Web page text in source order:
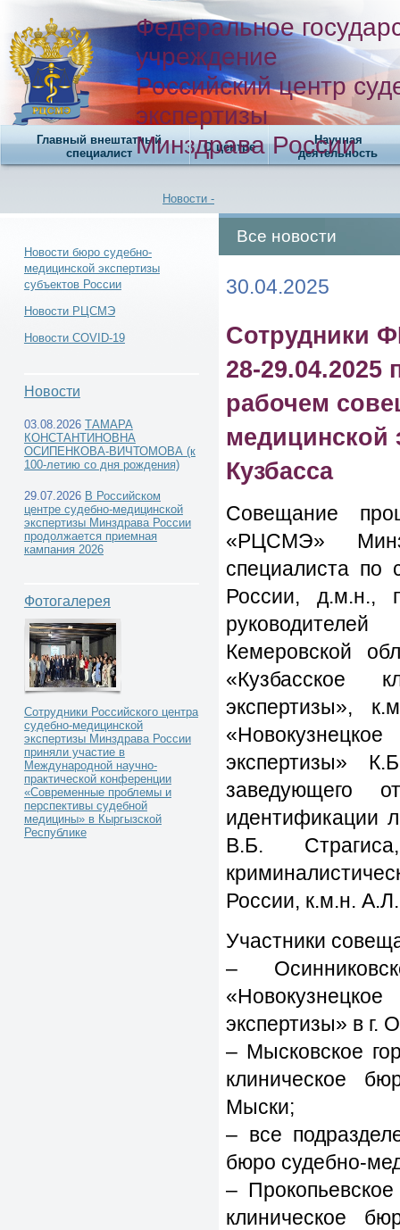
Федеральное
учреждение
Российский центр
экспертизы
Минздрава России
Главный внештатный
специалист
О центре
Научная
деятельность
Новости -
Сотрудники ФГБУ «РЦСМЭ» Минздрава
совещании на базе бюро судебно-
Новости бюро судебно-
медицинской экспертизы
субъектов России
Новости РЦСМЭ
Новости COVID-19
Новости
03.08.2026 ТАМАРА
КОНСТАНТИНОВНА
ОСИПЕНКОВА-ВИЧТОМОВА (к
100-летию со дня рождения)
29.07.2026 В Российском
центре судебно-медицинской
экспертизы Минздрава России
продолжается приемная
кампания 2026
Фотогалерея
Сотрудники Российского центра
судебно-медицинской
экспертизы Минздрава России
приняли участие в
Международной научно-
практической конференции
«Современные проблемы и
перспективы судебной
медицины» в Кыргызской
Республике
Все новости
30.04.2025
Сотрудники
28-
рабочем
медицинской
Кузбасса
Совещание
«РЦСМЭ»
специалиста по
России, д.м.н.,
Кемеровской
«Кузбасское
экспертизы»,
экспертизы»
заведующего
идентификации
В.Б.
России, к.м.н.
Участники
–
экспертизы» в г.
– Мысковское
клиническое
Мыски;
– все
бюро судебно-
–
клиническое